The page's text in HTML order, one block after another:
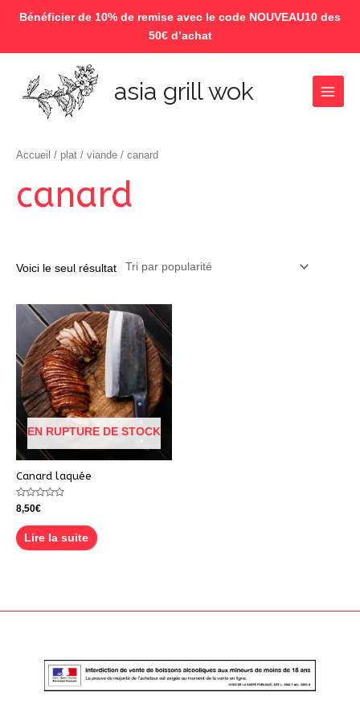
Bénéficier de 10% de remise avec le code NOUVEAU10 des
50€ d’achat
contenu
asia grill wok
Main
Accueil / plat / viande / canard
canard
Voici le seul résultat
EN RUPTURE DE STOCK
Canard laquée
Note
0
sur
5
8,50€
Lire la suite